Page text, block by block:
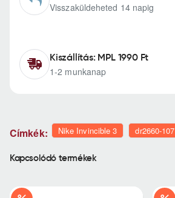
Visszaküldeheted 14 napig
Kiszállítás: MPL 1990 Ft
1-2 munkanap
Címkék: Nike Invincible 3 dr2660-107
Kapcsolódó termékek